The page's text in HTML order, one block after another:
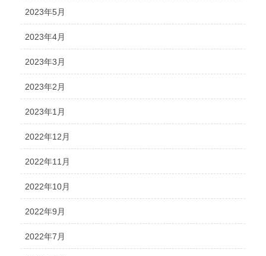
2023年5月
2023年4月
2023年3月
2023年2月
2023年1月
2022年12月
2022年11月
2022年10月
2022年9月
2022年7月